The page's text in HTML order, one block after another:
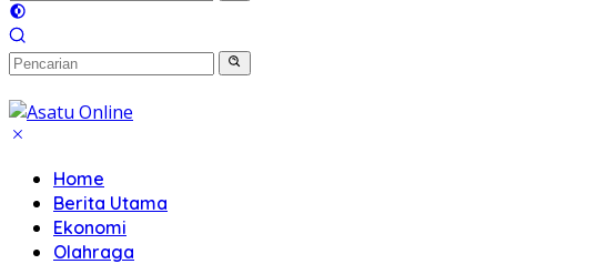
Home
Berita Utama
Ekonomi
Olahraga